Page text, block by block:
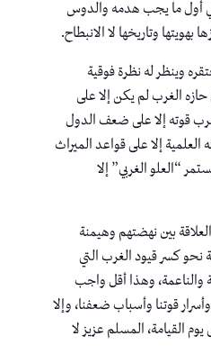
أول ما يجب هدمه والدوس
بهويتها وتاريخها لا الانبطاح.
وينظر له نظرة فوقية
الغرب لم يكن إلا على
قوته إلا على ضعف الدول
العلمية إلا على قواعد الميراث
“العلو الغربي” إلا
بين نهضتهم وهيمنة
كسر قيود الغرب التي
والناعمة، وهذا أقل واجب
قوتنا وأسباب ضعفنا، وإلا
يوم القيامة، المسلم عزيز لا